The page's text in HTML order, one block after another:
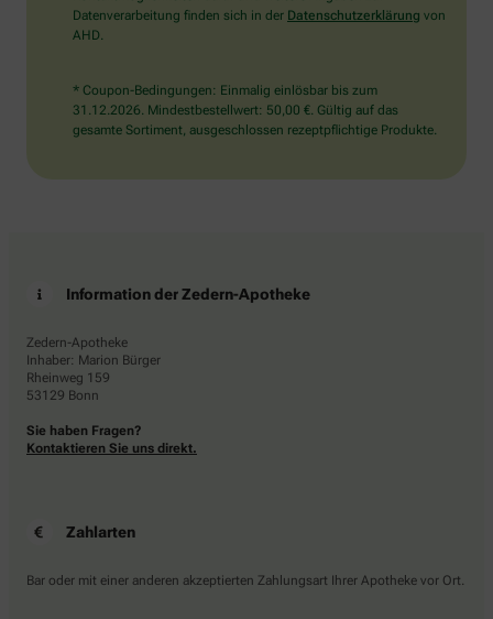
Datenverarbeitung finden sich in der Datenschutzerklärung von
AHD.
* Coupon-Bedingungen: Einmalig einlösbar bis zum
31.12.2026. Mindestbestellwert: 50,00 €. Gültig auf das
gesamte Sortiment, ausgeschlossen rezeptpflichtige Produkte.
Information der Zedern-Apotheke
Zedern-Apotheke
Inhaber: Marion Bürger
Rheinweg 159
53129 Bonn
Sie haben Fragen?
Kontaktieren Sie uns direkt.
Zahlarten
Bar oder mit einer anderen akzeptierten Zahlungsart Ihrer Apotheke vor Ort.